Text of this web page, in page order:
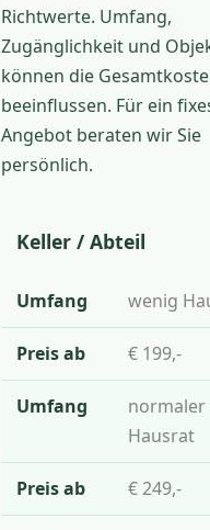
Richtwerte. Umfang,
Zugänglichkeit und
können die
beeinflussen. Für ein
Angebot beraten wir Sie
persönlich.
Keller / Abteil
wenig
€ 199,-
normaler
Hausrat
€ 249,-